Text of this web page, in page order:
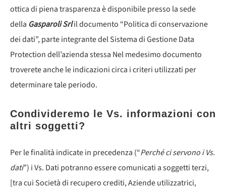
ottica di piena trasparenza è disponibile presso la sede
della Gasparoli Srlil documento “Politica di conservazione
dei dati”, parte integrante del Sistema di Gestione Data
Protection dell’azienda stessa Nel medesimo documento
troverete anche le indicazioni circa i criteri utilizzati per
determinare tale periodo.
Condivideremo le Vs. informazioni con
altri soggetti?
Per le finalità indicate in precedenza (“Perché ci servono i Vs.
dati”) i Vs. Dati potranno essere comunicati a soggetti terzi,
[tra cui Società di recupero crediti, Aziende utilizzatrici,